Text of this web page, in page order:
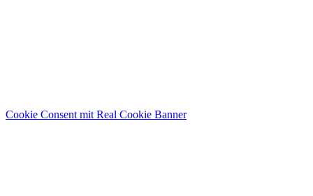
Cookie Consent mit Real Cookie Banner